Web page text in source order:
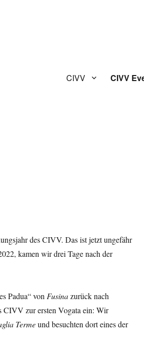
CIVV CIVV
des CIVV. Das ist jetzt ungefähr
kamen wir drei Tage nach der
Padua“ von Fusinazurück nach
CIVV zur ersten Vogata ein: Wir
Termeund besuchten dort eines der